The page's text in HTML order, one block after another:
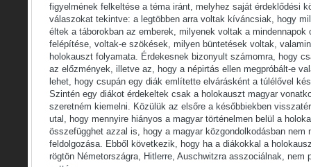
figyelmének felkeltése a téma iránt, melyhez saját érdeklődési
válaszokat tekintve: a legtöbben arra voltak kíváncsiak, hogy
éltek a táborokban az emberek, milyenek voltak a
felépítése, voltak-e szökések, milyen büntetések voltak,
holokauszt folyamata. Érdekesnek bizonyult számomra, hogy
az előzmények, illetve az, hogy a népirtás ellen megpróbált-e
lehet, hogy csupán egy diák említette elvárásként a túlélővel
Szintén egy diákot érdekeltek csak a holokauszt magyar
szeretném kiemelni. Közülük az elsőre a későbbiekben
utal, hogy mennyire hiányos a magyar történelmen belül a
összefügghet azzal is, hogy a magyar közgondolkodásban nem
feldolgozása. Ebből következik, hogy ha a diákokkal a
rögtön Németországra, Hitlerre, Auschwitzra asszociálnak, nem